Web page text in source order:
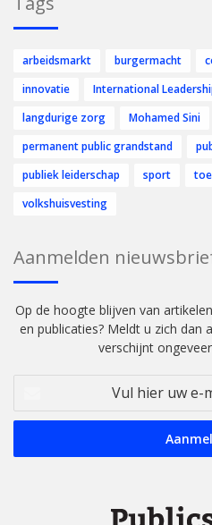
arbeidsmarkt burgermacht
innovatie
International
langdurige zorg
Mohamed Sini
permanent public grandstand
publiek leiderschap
sport
volkshuisvesting
Aanmelden
Op de hoogte blijven van
en publicaties? Meldt u zich dan
verschijnt
uw
mail